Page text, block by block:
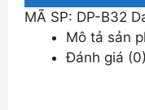
DP-
MÃ SP: DP-B32
Mô tả sản
Đánh giá (0)